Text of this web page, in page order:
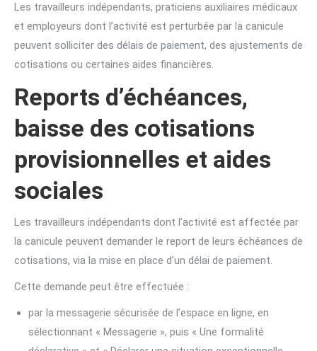
Les travailleurs indépendants, praticiens auxiliaires médicaux
et employeurs dont l’activité est perturbée par la canicule
peuvent solliciter des délais de paiement, des ajustements de
cotisations ou certaines aides financières.
Reports d’échéances,
baisse des cotisations
provisionnelles et aides
sociales
Les travailleurs indépendants dont l’activité est affectée par
la canicule peuvent demander le report de leurs échéances de
cotisations, via la mise en place d’un délai de paiement.
Cette demande peut être effectuée :
par la messagerie sécurisée de l’espace en ligne, en
sélectionnant « Messagerie », puis « Une formalité